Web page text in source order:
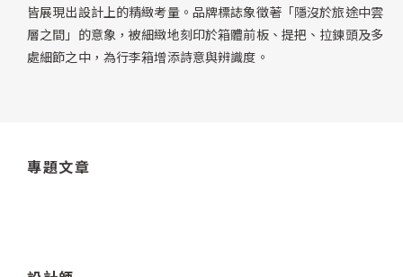
皆展現出設計上的精緻考量。品牌標誌象徵著「隱沒於旅途中雲
層之間」的意象，被細緻地刻印於箱體前板、提把、拉鍊頭及多
處細節之中，為行李箱增添詩意與辨識度。
專題文章